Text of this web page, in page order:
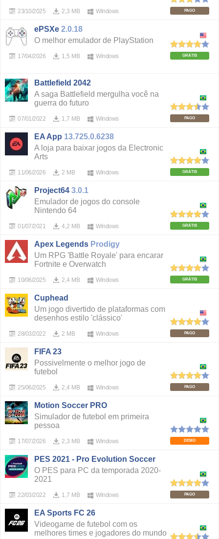
PAGO
2,3 MB
23/10/2025 Windows
ePSXe 2.0.18
O melhor emulador de PlayStation
GRÁTIS
1,5 MB
17/04/2026 Windows
Battlefield 2042
A saga Battlefield mergulha você na
guerra do futuro
PAGO
1,7 MB
07/01/2022 Windows
EA App 13.725.0.6238
A loja para baixar jogos da Electronic
Arts
GRÁTIS
2 MB
11/06/2026 Windows
Project64 3.0.1
Emulador de jogos do console
Nintendo 64
GRÁTIS
4,2 MB
01/07/2021 Windows
Apex Legends Prodigy
Um RPG 'Battle Royale' para encarar
Fortnite e Overwatch
GRÁTIS
2,4 MB
10/06/2025 Windows
Cuphead
Um jogo divertido de plataformas com
desenhos estilo 'clássico'
PAGO
2 MB
28/03/2022 Windows
FIFA 23
Possivelmente o melhor jogo de
futebol
PAGO
2,4 MB
25/06/2025 Windows
Motion Soccer PRO
Simulador de futebol em primeira
pessoa
DEMO
2,3 MB
17/07/2026 Windows
PES 2021 - Pro Evolution Soccer
O PES para PC da temporada 2020-
2021
PAGO
1,7 MB
22/03/2022 Windows
EA Sports FC 26
Videogame de futebol com os
melhores times e jogadores do mundo